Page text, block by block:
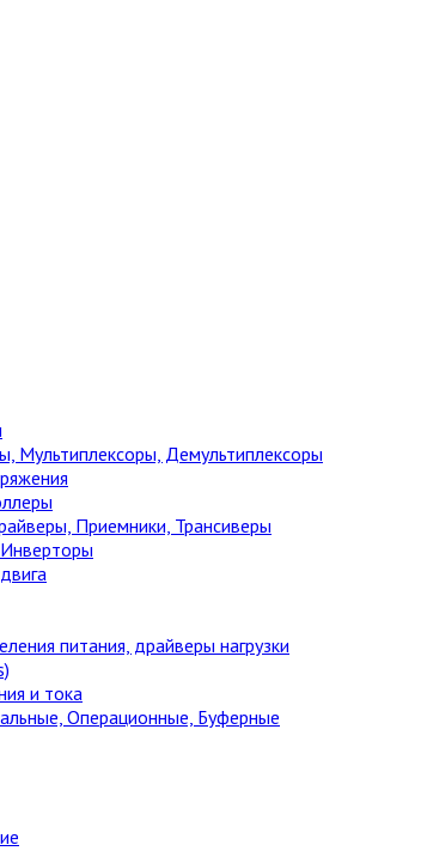
Мультиплексоры, Демультиплексоры
Приемники, Трансиверы
питания, драйверы нагрузки
и тока
Операционные, Буферные